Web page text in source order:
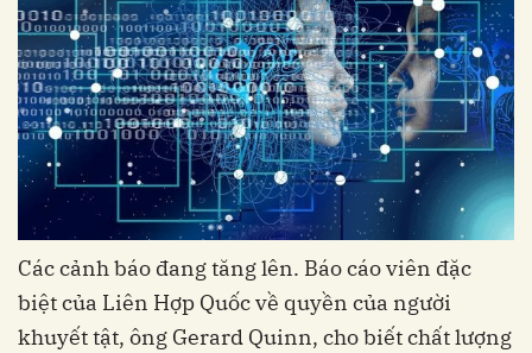
Các cảnh báo đang tăng lên. Báo cáo viên đặc
biệt của Liên Hợp Quốc về quyền của người
khuyết tật, ông Gerard Quinn, cho biết chất lượng